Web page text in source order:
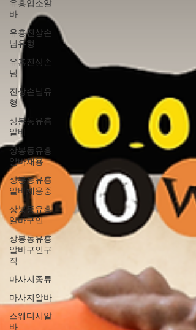
유흥업소알
바
유흥진상손
님유형
유흥진상손
님
진상손님유
형
상봉동유흥
알바
상봉동유흥
알바채용
상봉동유흥
알바채용중
상봉동유흥
알바구인
상봉동유흥
알바구인구
직
마사지종류
마사지알바
스웨디시알
바